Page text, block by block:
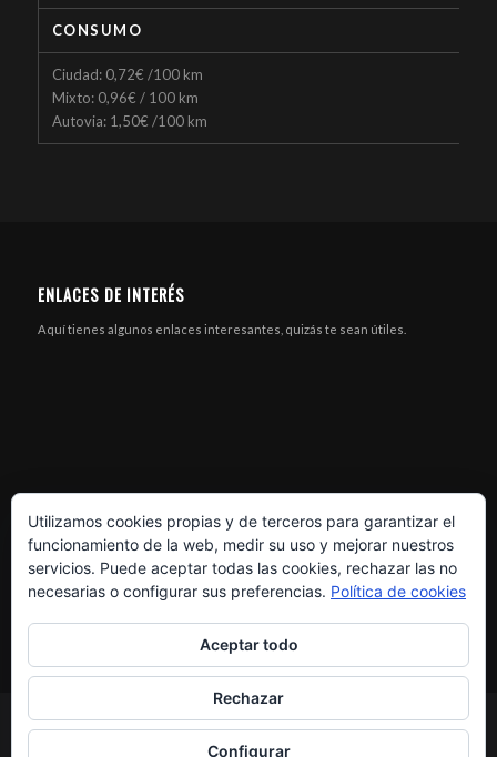
CONSUMO
Ciudad: 0,72€ /100 km
Mixto: 0,96€ / 100 km
Autovia: 1,50€ /100 km
ENLACES DE INTERÉS
Aquí tienes algunos enlaces interesantes, quizás te sean útiles.
© Copyright - XR MOTOS - Soluciones eléctricas -Enfold Theme by Kriesi
Utilizamos cookies propias y de terceros para garantizar el
funcionamiento de la web, medir su uso y mejorar nuestros
servicios. Puede aceptar todas las cookies, rechazar las no
necesarias o configurar sus preferencias. Política de cookies
Aceptar todo
Rechazar
Configurar